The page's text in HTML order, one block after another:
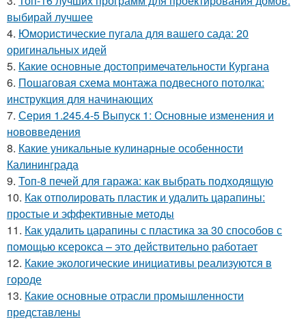
выбирай лучшее
4. Юмористические пугала для вашего сада: 20
оригинальных идей
5. Какие основные достопримечательности Кургана
6. Пошаговая схема монтажа подвесного потолка:
инструкция для начинающих
7. Серия 1.245.4-5 Выпуск 1: Основные изменения и
нововведения
8. Какие уникальные кулинарные особенности
Калининграда
9. Топ-8 печей для гаража: как выбрать подходящую
10. Как отполировать пластик и удалить царапины:
простые и эффективные методы
11. Как удалить царапины с пластика за 30 способов с
помощью ксерокса – это действительно работает
12. Какие экологические инициативы реализуются в
городе
13. Какие основные отрасли промышленности
представлены